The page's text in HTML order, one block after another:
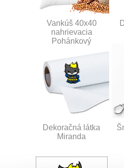
Vankúš 40x40
nahrievacia
Pohánkový
Dekoračná látka
Miranda